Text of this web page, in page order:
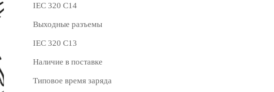
IEC 320 C14
Выходные разъемы
IEC 320 C13
Наличие в поставке
Типовое время заряда